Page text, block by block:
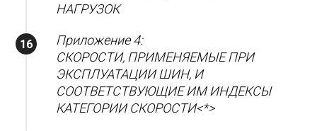
НАГРУЗОК
Приложение 4:
СКОРОСТИ, ПРИМЕНЯЕМЫЕ ПРИ
ЭКСПЛУАТАЦИИ ШИН, И
СООТВЕТСТВУЮЩИЕ ИМ ИНДЕКСЫ
КАТЕГОРИИ СКОРОСТИ<*>